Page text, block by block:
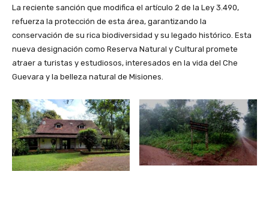
La reciente sanción que modifica el artículo 2 de la Ley 3.490,
refuerza la protección de esta área, garantizando la
conservación de su rica biodiversidad y su legado histórico. Esta
nueva designación como Reserva Natural y Cultural promete
atraer a turistas y estudiosos, interesados en la vida del Che
Guevara y la belleza natural de Misiones.